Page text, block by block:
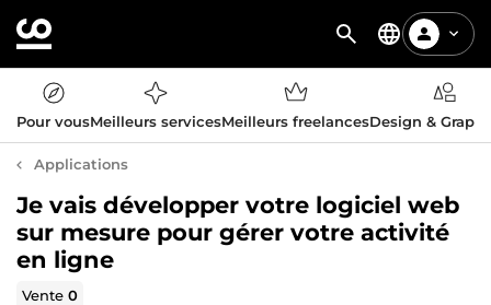
Pour vousMeilleurs servicesMeilleurs freelancesDesign &
Applications
Je vais développer votre logiciel web
sur mesure pour gérer votre activité
en ligne
Vente0